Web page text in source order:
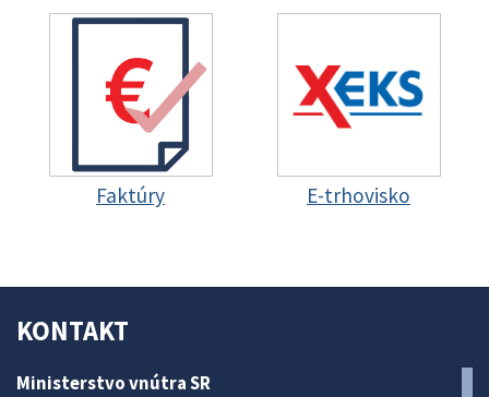
Faktúry E-trhovisko
KONTAKT
Ministerstvo vnútra SR